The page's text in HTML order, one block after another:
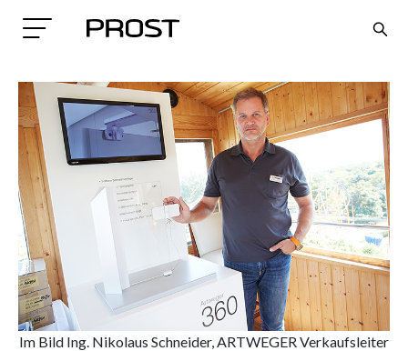
Search
Im Bild Ing. Nikolaus Schneider, ARTWEGER Verkaufsleiter